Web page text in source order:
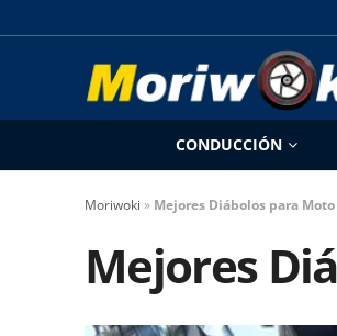
CONDUCCIÓN
Moriwoki » Mejores Diábolos para Moto
Mejores